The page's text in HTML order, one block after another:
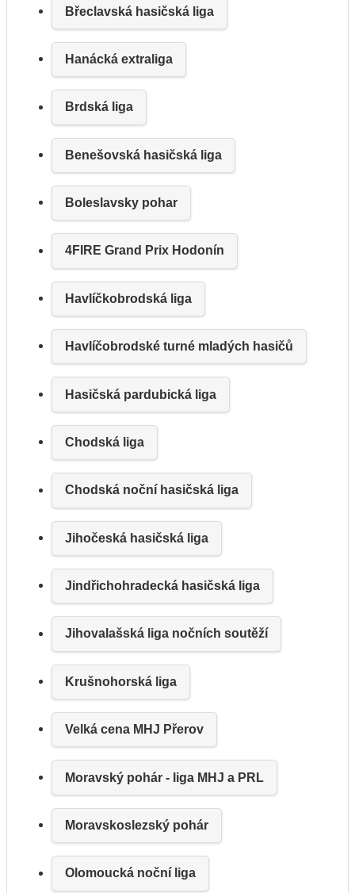
Břeclavská hasičská liga
Hanácká extraliga
Brdská liga
Benešovská hasičská liga
Boleslavsky pohar
4FIRE Grand Prix Hodonín
Havlíčkobrodská liga
Havlíčobrodské turné mladých hasičů
Hasičská pardubická liga
Chodská liga
Chodská noční hasičská liga
Jihočeská hasičská liga
Jindřichohradecká hasičská liga
Jihovalašská liga nočních soutěží
Krušnohorská liga
Velká cena MHJ Přerov
Moravský pohár - liga MHJ a PRL
Moravskoslezský pohár
Olomoucká noční liga